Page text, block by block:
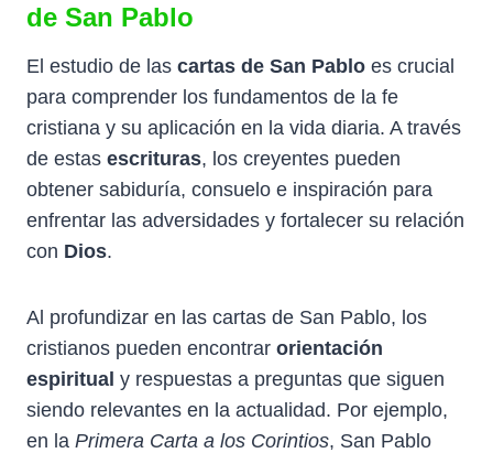
de San Pablo
El estudio de las cartas de San Pablo es crucial
para comprender los fundamentos de la fe
cristiana y su aplicación en la vida diaria. A través
de estas escrituras, los creyentes pueden
obtener sabiduría, consuelo e inspiración para
enfrentar las adversidades y fortalecer su relación
con Dios.
Al profundizar en las cartas de San Pablo, los
cristianos pueden encontrar orientación
espiritual y respuestas a preguntas que siguen
siendo relevantes en la actualidad. Por ejemplo,
en la Primera Carta a los Corintios, San Pablo